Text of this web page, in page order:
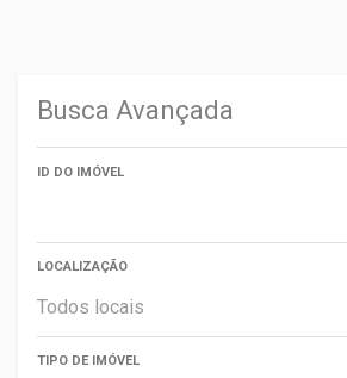
Busca Avançada
ID DO IMÓVEL
LOCALIZAÇÃO
Todos locais
TIPO DE IMÓVEL